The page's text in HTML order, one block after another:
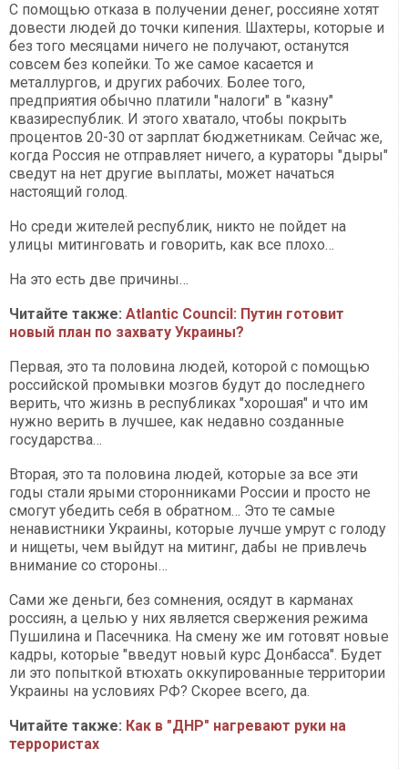
С помощью отказа в получении денег, россияне хотят
довести людей до точки кипения. Шахтеры, которые и
без того месяцами ничего не получают, останутся
совсем без копейки. То же самое касается и
металлургов, и других рабочих. Более того,
предприятия обычно платили "налоги" в "казну"
квазиреспублик. И этого хватало, чтобы покрыть
процентов 20-30 от зарплат бюджетникам. Сейчас же,
когда Россия не отправляет ничего, а кураторы "дыры"
сведут на нет другие выплаты, может начаться
настоящий голод.
Но среди жителей республик, никто не пойдет на
улицы митинговать и говорить, как все плохо…
На это есть две причины…
Читайте также: Atlantic Council: Путин готовит
новый план по захвату Украины?
Первая, это та половина людей, которой с помощью
российской промывки мозгов будут до последнего
верить, что жизнь в республиках "хорошая" и что им
нужно верить в лучшее, как недавно созданные
государства…
Вторая, это та половина людей, которые за все эти
годы стали ярыми сторонниками России и просто не
смогут убедить себя в обратном… Это те самые
ненавистники Украины, которые лучше умрут с голоду
и нищеты, чем выйдут на митинг, дабы не привлечь
внимание со стороны…
Сами же деньги, без сомнения, осядут в карманах
россиян, а целью у них является свержения режима
Пушилина и Пасечника. На смену же им готовят новые
кадры, которые "введут новый курс Донбасса". Будет
ли это попыткой втюхать оккупированные территории
Украины на условиях РФ? Скорее всего, да.
Читайте также: Как в "ДНР" нагревают руки на
террористах